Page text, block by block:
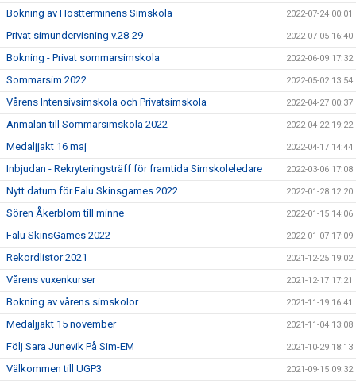
Bokning av Höstterminens Simskola 2022-07-24 00:01
Privat simundervisning v.28-29 2022-07-05 16:40
Bokning - Privat sommarsimskola 2022-06-09 17:32
Sommarsim 2022 2022-05-02 13:54
Vårens Intensivsimskola och Privatsimskola 2022-04-27 00:37
Anmälan till Sommarsimskola 2022 2022-04-22 19:22
Medaljjakt 16 maj 2022-04-17 14:44
Inbjudan - Rekryteringsträff för framtida Simskoleledare 2022-03-06 17:08
Nytt datum för Falu Skinsgames 2022 2022-01-28 12:20
Sören Åkerblom till minne 2022-01-15 14:06
Falu SkinsGames 2022 2022-01-07 17:09
Rekordlistor 2021 2021-12-25 19:02
Vårens vuxenkurser 2021-12-17 17:21
Bokning av vårens simskolor 2021-11-19 16:41
Medaljjakt 15 november 2021-11-04 13:08
Följ Sara Junevik På Sim-EM 2021-10-29 18:13
Välkommen till UGP3 2021-09-15 09:32